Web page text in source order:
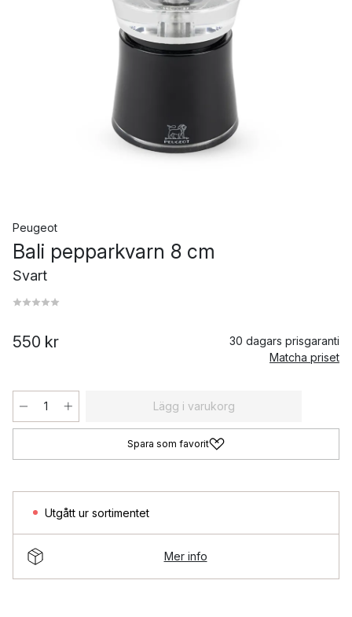
Peugeot
Bali pepparkvarn 8 cm
Svart
550 kr
30 dagars prisgaranti
Matcha priset
Lägg i varukorg
Spara som favorit
Utgått ur sortimentet
Mer info